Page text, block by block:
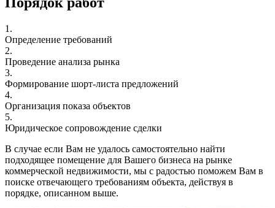
1.
Определение требований
2.
Проведение анализа рынка
3.
Формирование шорт-листа предложений
4.
Организация показа объектов
5.
Юридическое сопровождение сделки
В случае если Вам не удалось самостоятельно найти
подходящее помещение для Вашего бизнеса на рынке
коммерческой недвижимости, мы с радостью поможем Вам в
поиске отвечающего требованиям объекта, действуя в
порядке, описанном выше.